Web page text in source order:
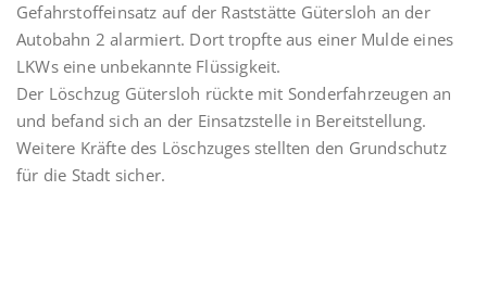
Gefahrstoffeinsatz auf der Raststätte Gütersloh an der
Autobahn 2 alarmiert. Dort tropfte aus einer Mulde eines
LKWs eine unbekannte Flüssigkeit.
Der Löschzug Gütersloh rückte mit Sonderfahrzeugen an
und befand sich an der Einsatzstelle in Bereitstellung.
Weitere Kräfte des Löschzuges stellten den Grundschutz
für die Stadt sicher.